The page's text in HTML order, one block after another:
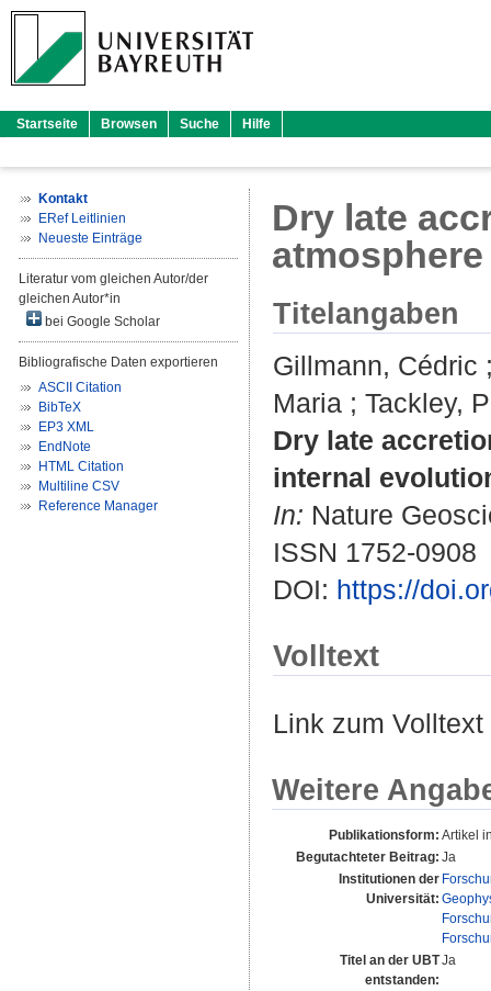
Startseite Browsen Suche Hilfe
Kontakt
ERef Leitlinien
Neueste Einträge
Literatur vom gleichen Autor/der
gleichen Autor*in
bei Google Scholar
Bibliografische Daten exportieren
ASCII Citation
BibTeX
EP3 XML
EndNote
HTML Citation
Multiline CSV
Reference Manager
Dry late
Titelangaben
Gillmann, Cédric
Maria ; Tackley,
Dry late
internal
In: Nature
ISSN 1752-0908
DOI: https://
Volltext
Link zum
Weitere
Publikationsform: Artikel
Begutachteter Beitrag: Ja
Institutionen der
Universität:
Titel an der UBT
entstanden:
Ja